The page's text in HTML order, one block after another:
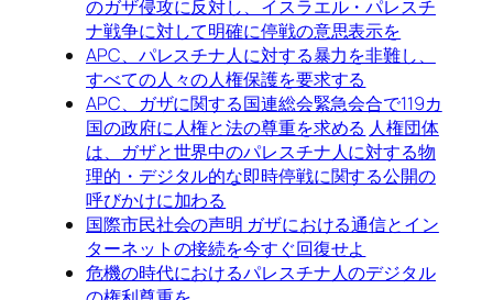
のガザ侵攻に反対し、イスラエル・パレスチ
ナ戦争に対して明確に停戦の意思表示を
APC、パレスチナ人に対する暴力を非難し、
すべての人々の人権保護を要求する
APC、ガザに関する国連総会緊急会合で119カ
国の政府に人権と法の尊重を求める 人権団体
は、ガザと世界中のパレスチナ人に対する物
理的・デジタル的な即時停戦に関する公開の
呼びかけに加わる
国際市民社会の声明 ガザにおける通信とイン
ターネットの接続を今すぐ回復せよ
危機の時代におけるパレスチナ人のデジタル